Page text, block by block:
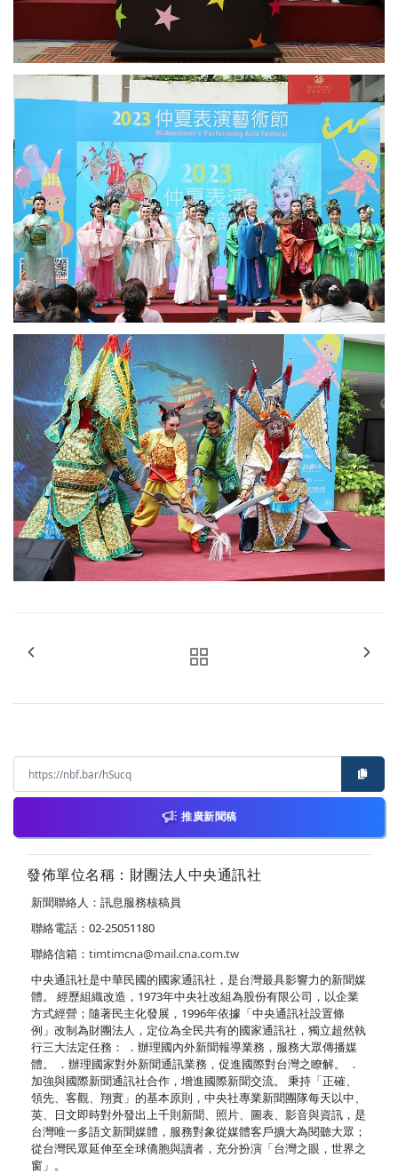
推廣新聞稿
發佈單位名稱：財團法人中央通訊社
新聞聯絡人：訊息服務核稿員
聯絡電話：02-25051180
聯絡信箱： timtimcna@mail.cna.com.tw
中央通訊社是中華民國的國家通訊社，是台灣最具影響力的新聞媒
體。 經歷組織改造，1973年中央社改組為股份有限公司，以企業
方式經營；隨著民主化發展，1996年依據「中央通訊社設置條
例」改制為財團法人，定位為全民共有的國家通訊社，獨立超然執
行三大法定任務： ．辦理國內外新聞報導業務，服務大眾傳播媒
體。 ．辦理國家對外新聞通訊業務，促進國際對台灣之瞭解。 ．
加強與國際新聞通訊社合作，增進國際新聞交流。 秉持「正確、
領先、客觀、翔實」的基本原則，中央社專業新聞團隊每天以中、
英、日文即時對外發出上千則新聞、照片、圖表、影音與資訊，是
台灣唯一多語文新聞媒體，服務對象從媒體客戶擴大為閱聽大眾；
從台灣民眾延伸至全球僑胞與讀者，充分扮演「台灣之眼，世界之
窗」。